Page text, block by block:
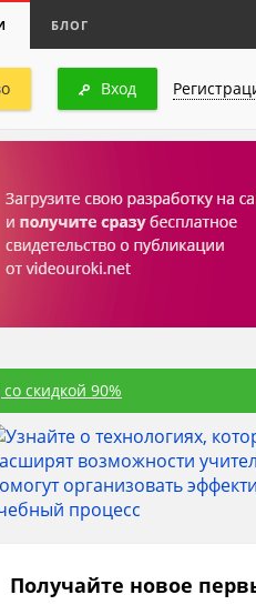
БЛОГ
Вход
скидкой 90%
Получайте новое